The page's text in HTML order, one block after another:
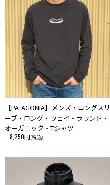
【PATAGONIA】メンズ・ロングスリ
ーブ・ロング・ウェイ・ラウンド・
オーガニック・Tシャツ
8,250円(税込)